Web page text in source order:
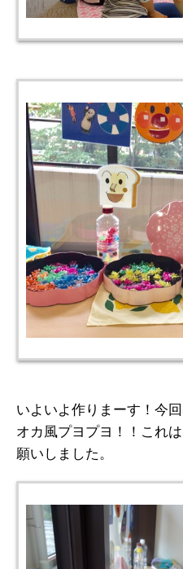
いよいよ作りまーす！今
オカ風プヨプヨ！！これ
願いしました。